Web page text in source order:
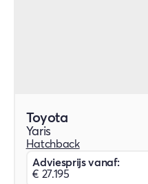
Toyota
Yaris
Hatchback
Adviesprijs vanaf:
€ 27.195